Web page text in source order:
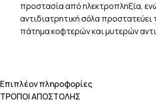
προστασία από ηλεκτροπληξία,
αντιδιατρητική σόλα
πάτημα κοφτερών και μυτερών
Επιπλέον πληροφορίες
ΤΡΟΠΟΙ ΑΠΟΣΤΟΛΗΣ